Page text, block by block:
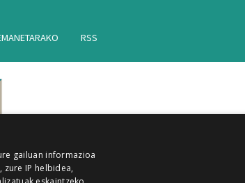
RSS
gailuan informazioa
IP helbidea,